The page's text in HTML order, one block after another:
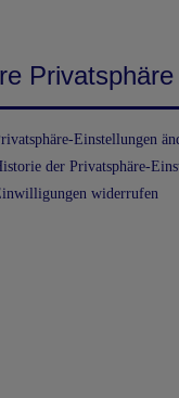
Privatsphäre
Einstellungen
der Privatsphäre-
widerrufen